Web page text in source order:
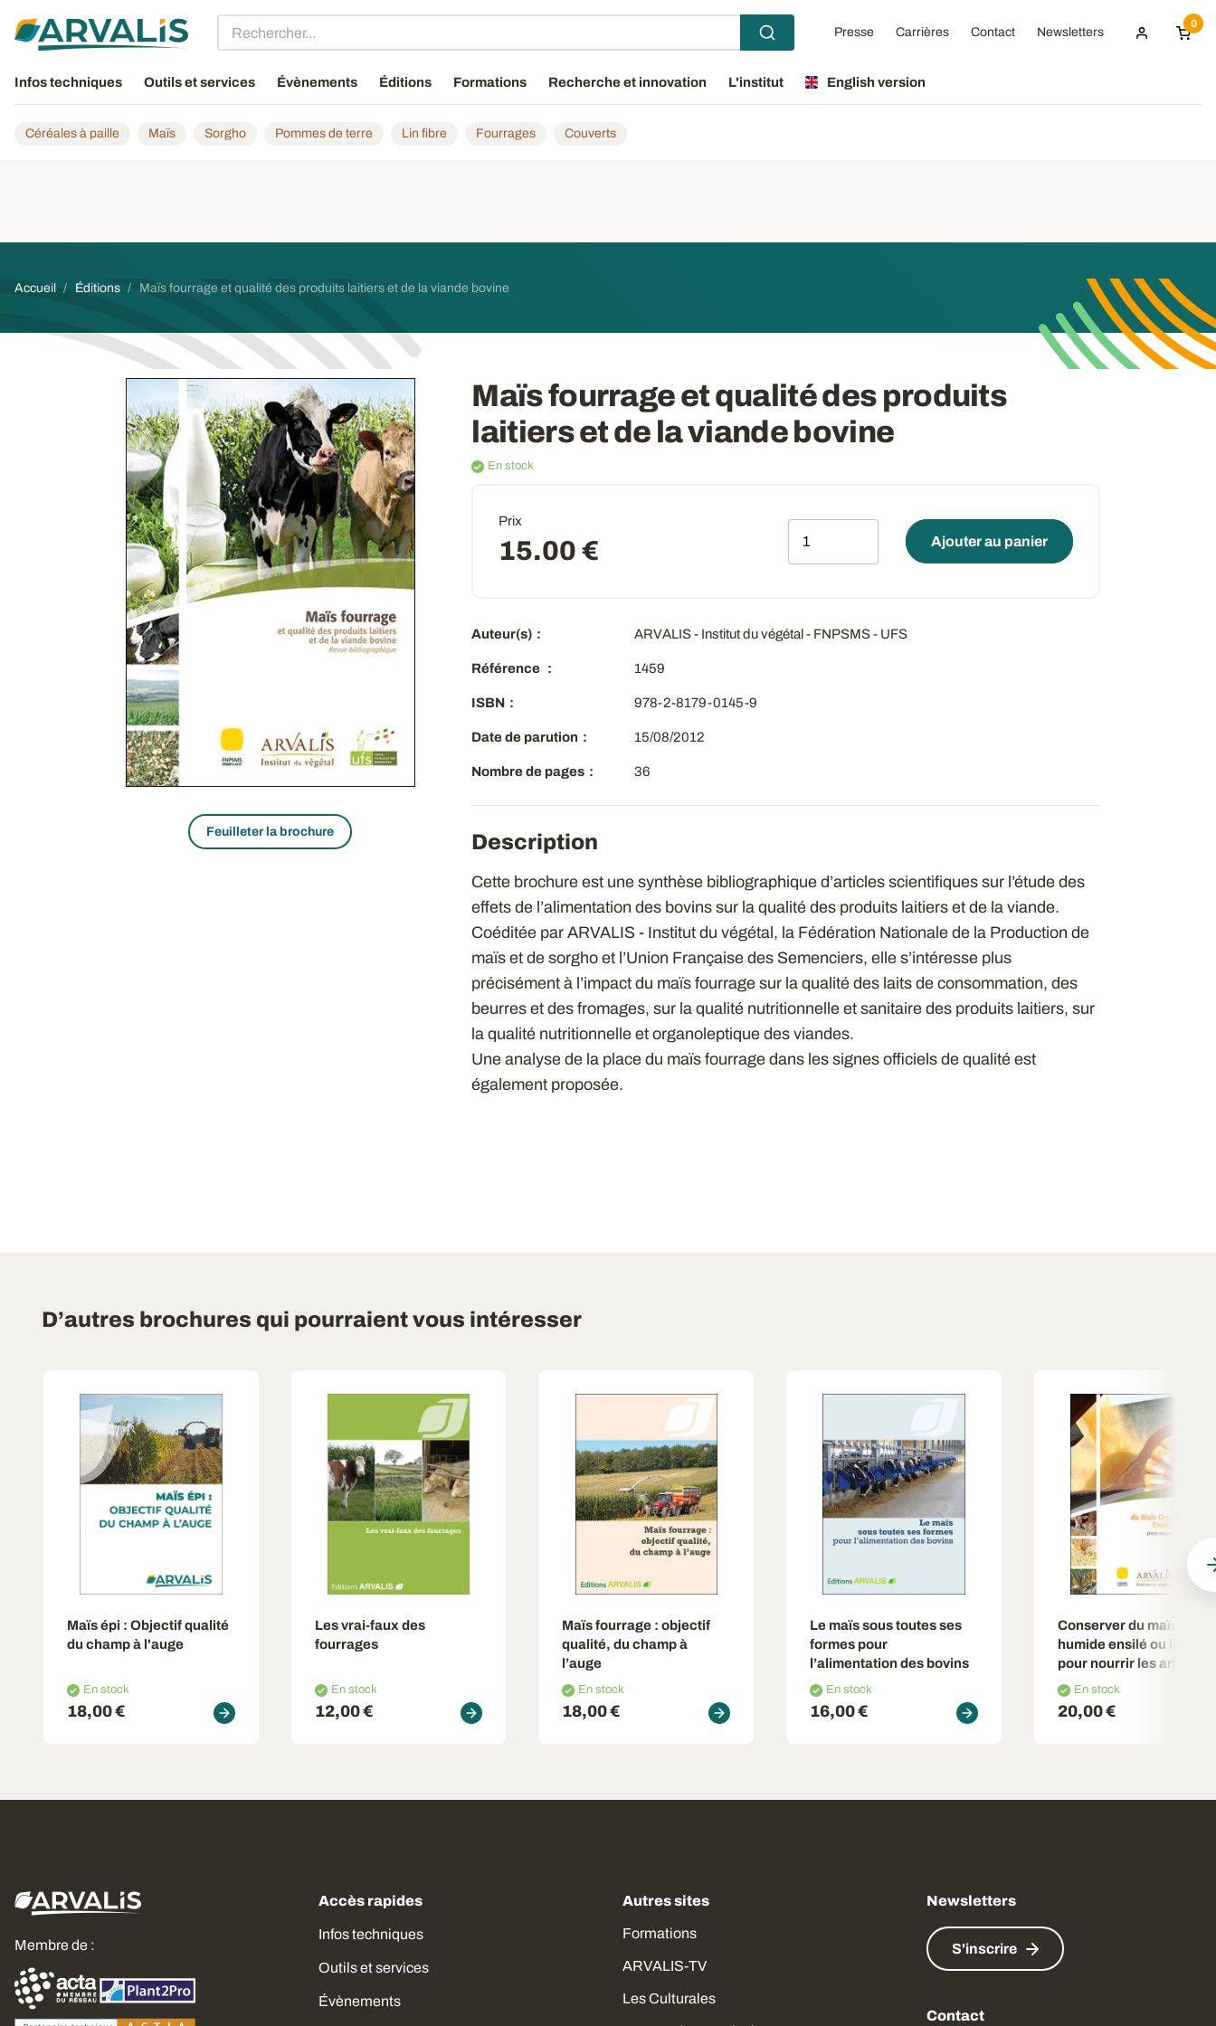
Presse Carrières Contact Newsletters
0
Infos techniques Outils et services Évènements Éditions Formations Recherche et innovation L'institut English version
Céréales à paille Maïs Sorgho Pommes de terre Lin fibre Fourrages Couverts
Fil d'Ariane
Accueil Éditions Maïs fourrage et qualité des produits laitiers et de la viande bovine
Feuilleter la brochure
Maïs fourrage et qualité des produits
laitiers et de la viande bovine
En stock
Prix
15.00 € Ajouter au panier
Auteur(s) ARVALIS - Institut du végétal - FNPSMS - UFS
Référence 1459
ISBN 978-2-8179-0145-9
Date de parution 15/08/2012
Nombre de pages 36
Description
Cette brochure est une synthèse bibliographique d’articles scientifiques sur l’étude des
effets de l’alimentation des bovins sur la qualité des produits laitiers et de la viande.
Coéditée par ARVALIS - Institut du végétal, la Fédération Nationale de la Production de
maïs et de sorgho et l’Union Française des Semenciers, elle s’intéresse plus
précisément à l’impact du maïs fourrage sur la qualité des laits de consommation, des
beurres et des fromages, sur la qualité nutritionnelle et sanitaire des produits laitiers, sur
la qualité nutritionnelle et organoleptique des viandes.
Une analyse de la place du maïs fourrage dans les signes officiels de qualité est
également proposée.
D’autres brochures qui pourraient vous intéresser
Maïs épi : Objectif qualité
du champ à l'auge
En stock
18,00 €
Les vrai-faux des
fourrages
En stock
12,00 €
Maïs fourrage : objectif
qualité, du champ à
l’auge
En stock
18,00 €
Le maïs sous toutes ses
formes pour
l’alimentation des bovins
En stock
16,00 €
Conserver du maïs grain
humide ensilé ou inerté
pour nourrir les animaux
En stock
20,00 €
Membre de :
Accès rapides
Infos techniques
Outils et services
Évènements
Autres sites
Formations
ARVALIS-TV
Les Culturales
Newsletters
S'inscrire
Contact